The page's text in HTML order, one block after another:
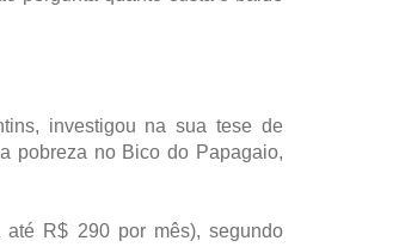
investigou na sua tese de
pobreza no Bico do Papagaio,
R$ 290 por mês), segundo